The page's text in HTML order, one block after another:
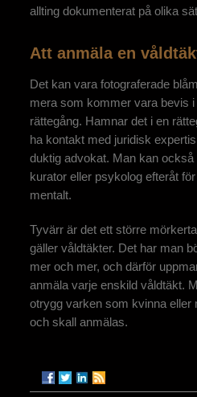
allting dokumenterat på olika
Att anmäla en
Det kan vara fotograferade
mera som kommer vara bevis
rättegång. Hamnar det i en
ha kontakt med juridisk
duktig advokat. Man kan
kurator eller psykolog efteråt
mentalt.
Tyvärr är det ett större
gäller våldtäkter. Det har man
mer och mer, och därför
anmäla varje enskild våldtäkt.
otrygg varken som kvinna eller
och skall anmälas.